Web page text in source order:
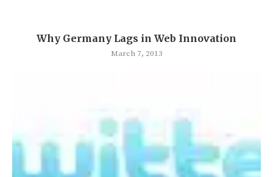
Why Germany Lags in Web Innovation
March 7, 2013